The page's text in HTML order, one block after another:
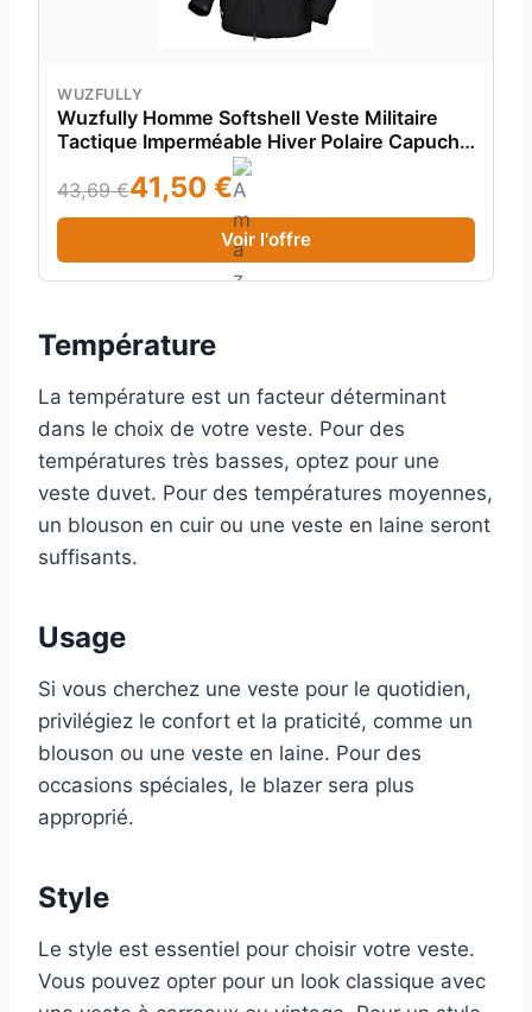
WUZFULLY
Wuzfully Homme Softshell Veste Militaire
Tactique Imperméable Hiver Polaire Capuche
Manteau avec Poches Multifonctions Noir
Taille XL
43,69 €41,50 €
Voir l'offre
Température
La température est un facteur déterminant
dans le choix de votre veste. Pour des
températures très basses, optez pour une
veste duvet. Pour des températures moyennes,
un blouson en cuir ou une veste en laine seront
suffisants.
Usage
Si vous cherchez une veste pour le quotidien,
privilégiez le confort et la praticité, comme un
blouson ou une veste en laine. Pour des
occasions spéciales, le blazer sera plus
approprié.
Style
Le style est essentiel pour choisir votre veste.
Vous pouvez opter pour un look classique avec